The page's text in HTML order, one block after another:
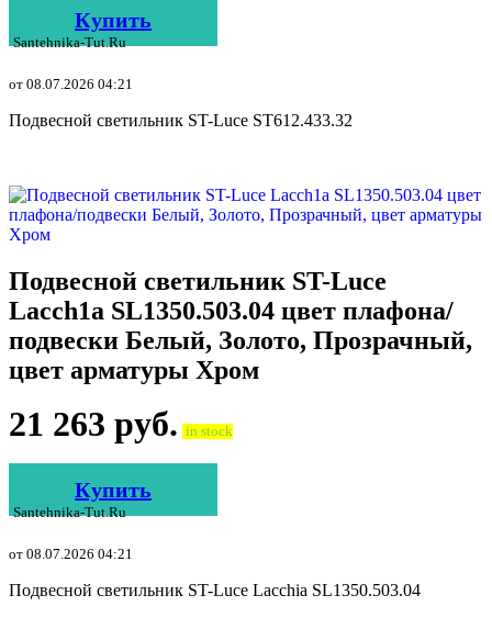
Купить
Santehnika-Tut.ru
от 08.07.2026 04:21
Подвесной светильник ST-Luce ST612.433.32
Подвесной светильник ST-Luce
Lacch1a SL1350.503.04 цвет плафона/
подвески Белый, Золото, Прозрачный,
цвет арматуры Хром
21 263 руб. in stock
Купить
Santehnika-Tut.ru
от 08.07.2026 04:21
Подвесной светильник ST-Luce Lacchia SL1350.503.04